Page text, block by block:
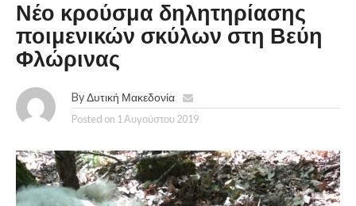
Νέο κρούσμα δηλητηρίασης
ποιμενικών σκύλων στη Βεύη
Φλώρινας
By Δυτική Μακεδονία
Posted on 1 Αυγούστου 2019